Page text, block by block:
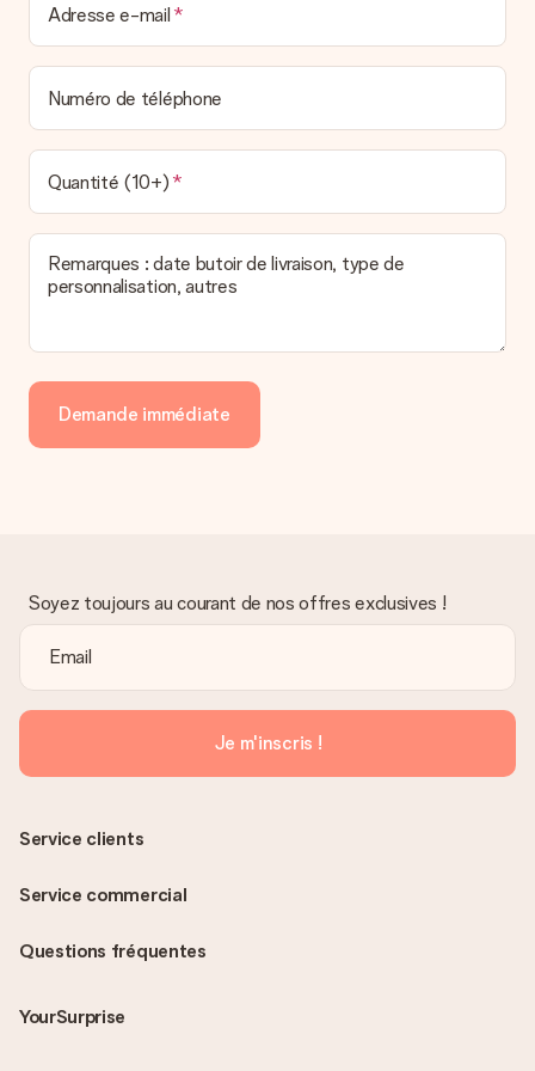
Adresse e-mail
Numéro de téléphone
Quantité (10+)
Remarques : date butoir de livraison, type de
personnalisation, autres
Demande immédiate
Soyez toujours au courant de nos offres exclusives !
Je m'inscris !
Questions fréquentes
YourSurprise
Service clients
Service commercial